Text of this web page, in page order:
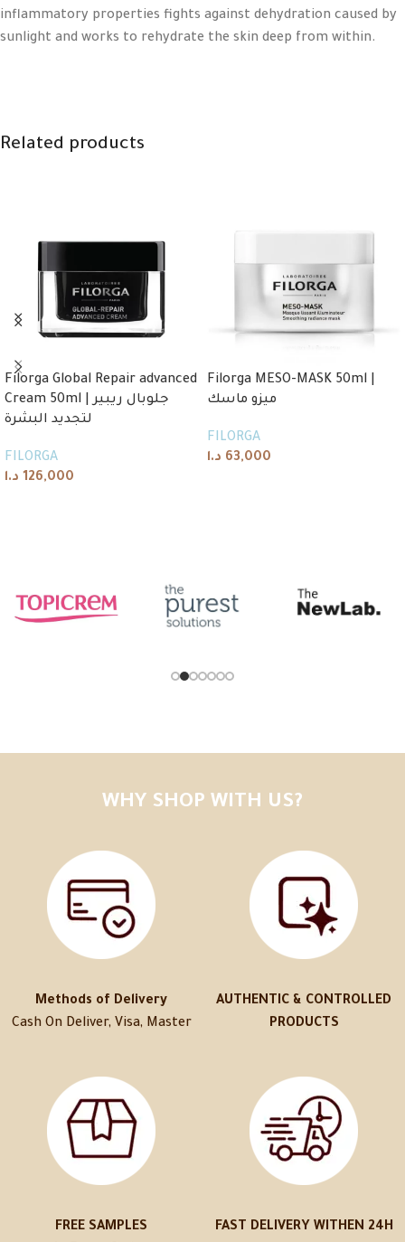
inflammatory properties fights against dehydration caused by
sunlight and works to rehydrate the skin deep from within.
Related products
Filorga Global Repair advanced
Cream 50ml | جلوبال ريبير
لتجديد البشرة
FILORGA
126,000 د.ا
Filorga MESO-MASK 50ml |
ميزو ماسك
FILORGA
63,000 د.ا
WHY SHOP WITH US?
Methods of Delivery
Cash On Deliver, Visa, Master
AUTHENTIC & CONTROLLED
PRODUCTS
FREE SAMPLES
FAST DELIVERY WITHEN 24H